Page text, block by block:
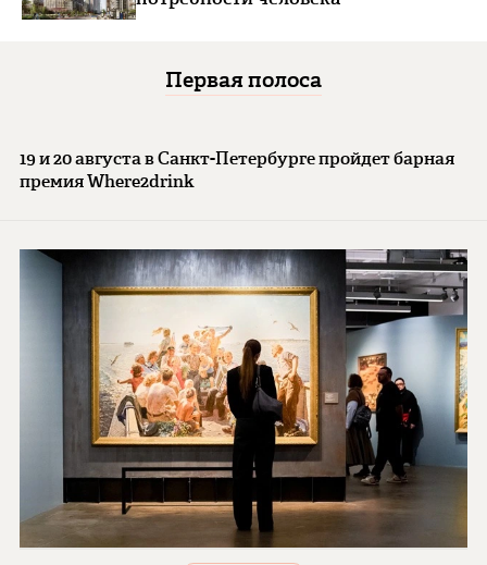
Первая полоса
19 и 20 августа в Санкт-Петербурге пройдет барная
премия Where2drink